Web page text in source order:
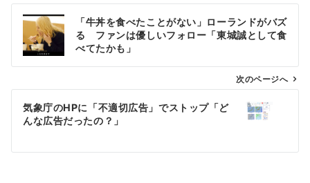
ビ
ン
「牛丼を食べたことがない」ローランドがバズ
る ファンは優しいフォロー「東城誠として食
べてたかも」
次のページへ
気象庁のHPに「不適切広告」でストップ「ど
んな広告だったの？」